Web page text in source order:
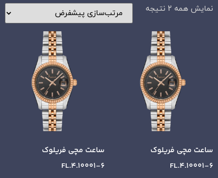
نمایش همه 2 نتیجه
ساعت مچی فریلوک
FL.4.10001-6
ساعت مچی فریلوک
FL.4.10001-6